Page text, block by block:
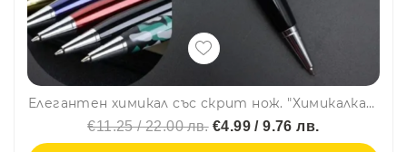
Елегантен химикал със скрит нож. "Химикалка" за шпиони и дискретни защитници
€11.25 / 22.00 лв.€4.99 / 9.76 лв.